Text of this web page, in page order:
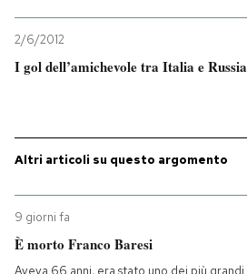
2/6/2012
I gol dell’amichevole tra Italia e Russia
Altri articoli su questo argomento
9 giorni fa
È morto Franco Baresi
Aveva 66 anni, era stato uno dei più grandi